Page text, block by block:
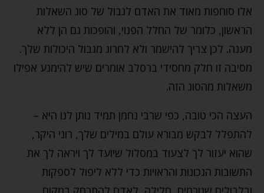
אלו סוחפות מאוד את האדם לגבול של סוג השאלות
הראשון, כלומר של החלל הפנוי, והופכות גם הן ללא
מענה. לכן צריך להישמר ולא לחרוג מגבול היכולות שלך.
מסיבה זו חלק מחסידי ברסלב אומרים שיש להימנע אפילו
משאלות מהסוג הזה.
העצה הכי טובה, כפי שרבי נחמן תמיד נותן לנו היא –
להתפלל לבקש מבורא עולם במילים שלך, רוני היקר,
שהוא יעזור לך לצעוד במסלול שיועד לך ויראה לך את
התשובות הנכונות והראויות כדי ללא ליפול לספקות